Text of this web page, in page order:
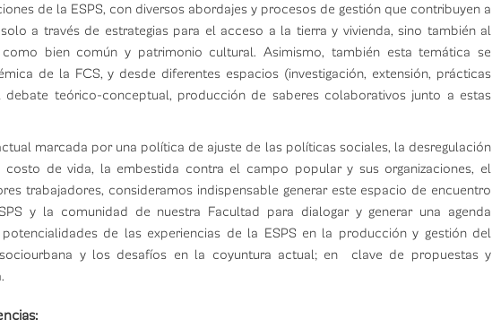
de la ESPS, con diversos abordajes y procesos de gestión que contribuyen a
a través de estrategias para el acceso a la tierra y vivienda, sino también al
bien común y patrimonio cultural. Asimismo, también esta temática se
de la FCS, y desde diferentes espacios (investigación, extensión, prácticas
debate teórico-conceptual, producción de saberes colaborativos junto a estas
marcada por una política de ajuste de las políticas sociales, la desregulación
de vida, la embestida contra el campo popular y sus organizaciones, el
trabajadores, consideramos indispensable generar este espacio de encuentro
y la comunidad de nuestra Facultad para dialogar y generar una agenda
de las experiencias de la ESPS en la producción y gestión del
y los desafíos en la coyuntura actual; en clave de propuestas y